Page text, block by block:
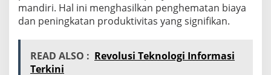
mandiri. Hal ini menghasilkan penghematan biaya
dan peningkatan produktivitas yang signifikan.
READ ALSO : Revolusi Teknologi Informasi
Terkini